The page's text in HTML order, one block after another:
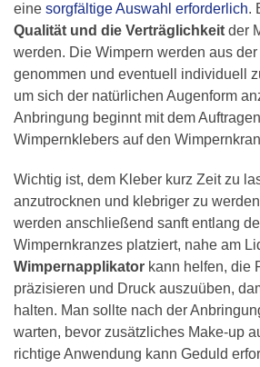
eine sorgfältige Auswahl erforderlich.
Qualität und die Verträglichkeit der
werden. Die Wimpern werden aus
genommen und eventuell individuell
um sich der natürlichen Augenform
Anbringung beginnt mit dem
Wimpernklebers auf den
Wichtig ist, dem Kleber kurz Zeit zu
anzutrocknen und klebriger zu
werden anschließend sanft entlang
Wimpernkranzes platziert, nahe am
Wimpernapplikator kann helfen, die
präzisieren und Druck auszuüben,
halten. Man sollte nach der
warten, bevor zusätzliches Make-up
richtige Anwendung kann Geduld